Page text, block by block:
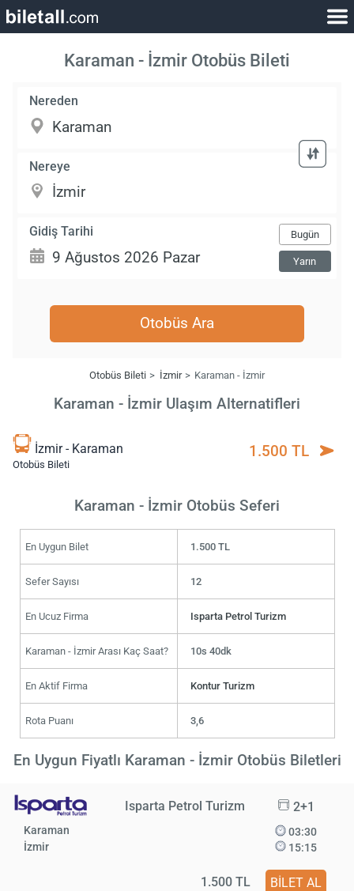
Karaman - İzmir Otobüs Bileti
Nereden
Nereye
Gidiş Tarihi Bugün
Yarın
Otobüs Ara
Otobüs Bileti İzmir Karaman - İzmir
Karaman - İzmir Ulaşım Alternatifleri
İzmir - Karaman
Otobüs Bileti
1.500 TL
Karaman - İzmir Otobüs Seferi
En Uygun Bilet 1.500 TL
Sefer Sayısı 12
En Ucuz Firma Isparta Petrol Turizm
Karaman - İzmir Arası Kaç Saat? 10s 40dk
En Aktif Firma Kontur Turizm
Rota Puanı 3,6
En Uygun Fiyatlı Karaman - İzmir Otobüs Biletleri
Isparta Petrol Turizm 2+1
Karaman
İzmir
03:30
15:15
1.500 TL BİLET AL